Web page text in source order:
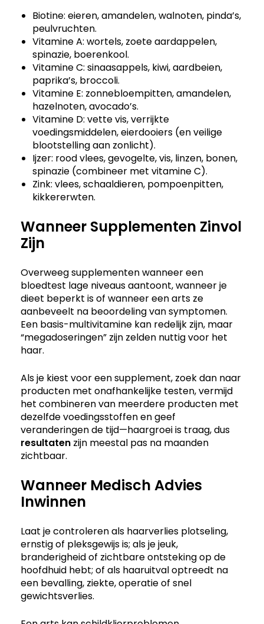
Biotine: eieren, amandelen, walnoten, pinda’s,
peulvruchten.
Vitamine A: wortels, zoete aardappelen,
spinazie, boerenkool.
Vitamine C: sinaasappels, kiwi, aardbeien,
paprika’s, broccoli.
Vitamine E: zonnebloempitten, amandelen,
hazelnoten, avocado’s.
Vitamine D: vette vis, verrijkte
voedingsmiddelen, eierdooiers (en veilige
blootstelling aan zonlicht).
Ijzer: rood vlees, gevogelte, vis, linzen, bonen,
spinazie (combineer met vitamine C).
Zink: vlees, schaaldieren, pompoenpitten,
kikkererwten.
Wanneer Supplementen Zinvol
Zijn
Overweeg supplementen wanneer een
bloedtest lage niveaus aantoont, wanneer je
dieet beperkt is of wanneer een arts ze
aanbeveelt na beoordeling van symptomen.
Een basis-multivitamine kan redelijk zijn, maar
“megadoseringen” zijn zelden nuttig voor het
haar.
Als je kiest voor een supplement, zoek dan naar
producten met onafhankelijke testen, vermijd
het combineren van meerdere producten met
dezelfde voedingsstoffen en geef
veranderingen de tijd—haargroei is traag, dus
resultaten zijn meestal pas na maanden
zichtbaar.
Wanneer Medisch Advies
Inwinnen
Laat je controleren als haarverlies plotseling,
ernstig of pleksgewijs is; als je jeuk,
branderigheid of zichtbare ontsteking op de
hoofdhuid hebt; of als haaruitval optreedt na
een bevalling, ziekte, operatie of snel
gewichtsverlies.